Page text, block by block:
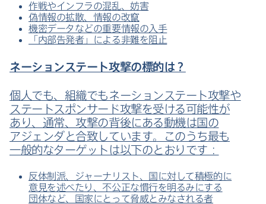
作戦や​インフラの​混乱、​妨害
偽情報の​拡散、​情報の​改竄
機密​データなどの​重要情報の​入手
「内部​告発者」に​よる​非難を​阻止
ネーションステート攻撃の​標的は？
個人でも、​組織でも​ネーションステート攻撃や​
ステートスポンサード攻撃を​受ける​可能性が​
あり、​通常、​攻撃の​背後に​ある​動機は​国の​
アジェンダと​合致しています。​このうち最も​
一般的な​ターゲットは​以下の​とおりです：
反体制派、​ジャーナリスト、​国に​対して​積極的に​
意見を​述べたり、​不公正な​慣行を​明るみに​する​
団体など、​国家に​とって​脅威と​みなされる​者